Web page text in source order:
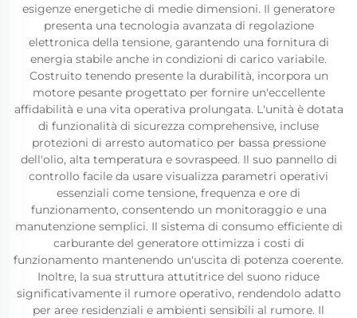
esigenze energetiche di medie dimensioni. Il generatore
presenta una tecnologia avanzata di regolazione
elettronica della tensione, garantendo una fornitura di
energia stabile anche in condizioni di carico variabile.
Costruito tenendo presente la durabilità, incorpora un
motore pesante progettato per fornire un'eccellente
affidabilità e una vita operativa prolungata. L'unità è dotata
di funzionalità di sicurezza comprehensive, incluse
protezioni di arresto automatico per bassa pressione
dell'olio, alta temperatura e sovraspeed. Il suo pannello di
controllo facile da usare visualizza parametri operativi
essenziali come tensione, frequenza e ore di
funzionamento, consentendo un monitoraggio e una
manutenzione semplici. Il sistema di consumo efficiente di
carburante del generatore ottimizza i costi di
funzionamento mantenendo un'uscita di potenza coerente.
Inoltre, la sua struttura attutitrice del suono riduce
significativamente il rumore operativo, rendendolo adatto
per aree residenziali e ambienti sensibili al rumore. Il